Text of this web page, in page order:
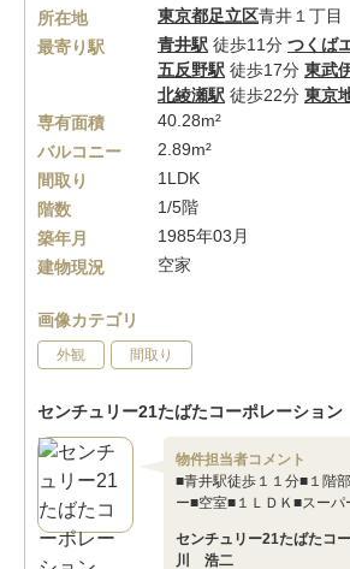
所在地 東京都足立区青井１丁目
最寄り駅
青井駅 徒歩11分 つくば
五反野駅 徒歩17分 東武
北綾瀬駅 徒歩22分 東京
専有面積
40.28m²
バルコニー
2.89m²
間取り
1LDK
階数
1/5階
築年月
1985年03月
建物現況
空家
画像カテゴリ
外観 間取り
センチュリー21たばたコーポレーション
物件担当者コメント
■青井駅徒歩１１分■１階
ー■空室■１ＬＤＫ■スーパ
センチュリー21たばたコ
川 浩二